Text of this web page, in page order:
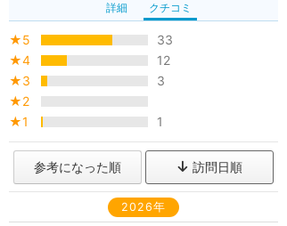
詳細 クチコミ
★5
33
★4
12
★3
3
★2
★1
1
参考になった順 訪問日順
2026年